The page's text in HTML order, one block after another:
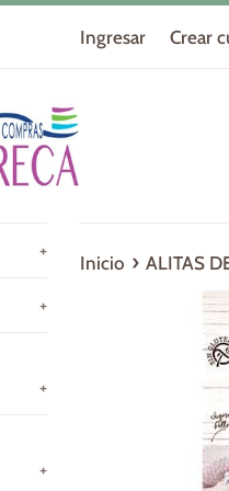
Ingresar Crear
+
+
+
+
Inicio › ALITAS